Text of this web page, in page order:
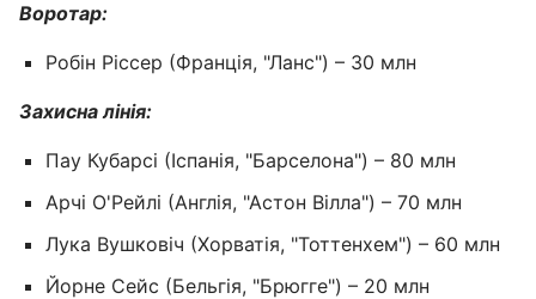
Воротар:
Робін Ріссер (Франція, "Ланс") – 30 млн
Захисна лінія:
Пау Кубарсі (Іспанія, "Барселона") – 80 млн
Арчі О'Рейлі (Англія, "Астон Вілла") – 70 млн
Лука Вушковіч (Хорватія, "Тоттенхем") – 60 млн
Йорне Сейс (Бельгія, "Брюгге") – 20 млн